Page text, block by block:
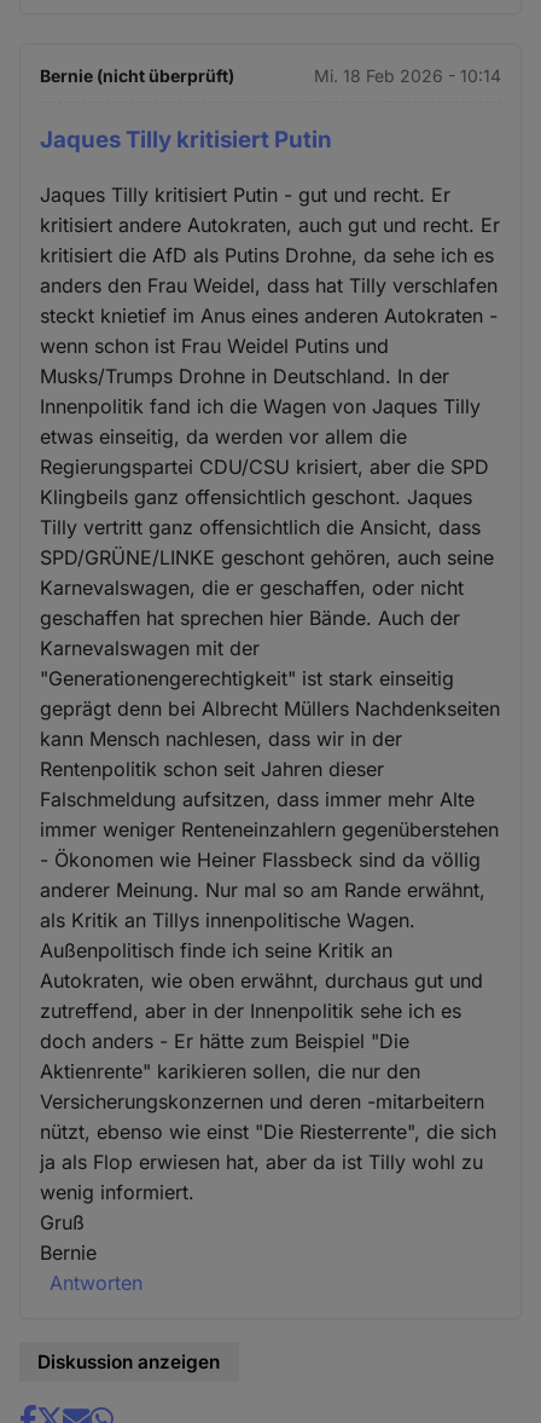
Bernie (nicht überprüft) Mi. 18 Feb 2026 - 10:14
Jaques Tilly kritisiert Putin
Jaques Tilly kritisiert Putin - gut und recht. Er
kritisiert andere Autokraten, auch gut und recht. Er
kritisiert die AfD als Putins Drohne, da sehe ich es
anders den Frau Weidel, dass hat Tilly verschlafen
steckt knietief im Anus eines anderen Autokraten -
wenn schon ist Frau Weidel Putins und
Musks/Trumps Drohne in Deutschland. In der
Innenpolitik fand ich die Wagen von Jaques Tilly
etwas einseitig, da werden vor allem die
Regierungspartei CDU/CSU krisiert, aber die SPD
Klingbeils ganz offensichtlich geschont. Jaques
Tilly vertritt ganz offensichtlich die Ansicht, dass
SPD/GRÜNE/LINKE geschont gehören, auch seine
Karnevalswagen, die er geschaffen, oder nicht
geschaffen hat sprechen hier Bände. Auch der
Karnevalswagen mit der
"Generationengerechtigkeit" ist stark einseitig
geprägt denn bei Albrecht Müllers Nachdenkseiten
kann Mensch nachlesen, dass wir in der
Rentenpolitik schon seit Jahren dieser
Falschmeldung aufsitzen, dass immer mehr Alte
immer weniger Renteneinzahlern gegenüberstehen
- Ökonomen wie Heiner Flassbeck sind da völlig
anderer Meinung. Nur mal so am Rande erwähnt,
als Kritik an Tillys innenpolitische Wagen.
Außenpolitisch finde ich seine Kritik an
Autokraten, wie oben erwähnt, durchaus gut und
zutreffend, aber in der Innenpolitik sehe ich es
doch anders - Er hätte zum Beispiel "Die
Aktienrente" karikieren sollen, die nur den
Versicherungskonzernen und deren -mitarbeitern
nützt, ebenso wie einst "Die Riesterrente", die sich
ja als Flop erwiesen hat, aber da ist Tilly wohl zu
wenig informiert.
Gruß
Bernie
Antworten
Diskussion anzeigen